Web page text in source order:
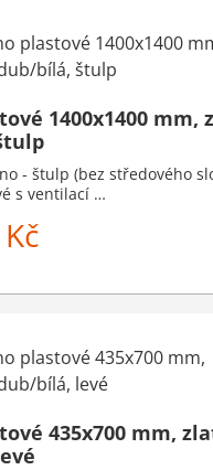
1400x1400 mm,
- štulp (bez středového
s ventilací …
Kč
435x700 mm,